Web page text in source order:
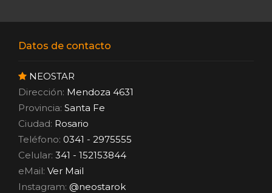
Datos de contacto
NEOSTAR
Dirección: Mendoza 4631
Provincia: Santa Fe
Ciudad: Rosario
Teléfono: 0341 - 2975555
Celular: 341 - 152153844
eMail: Ver Mail
Instagram: @neostarok